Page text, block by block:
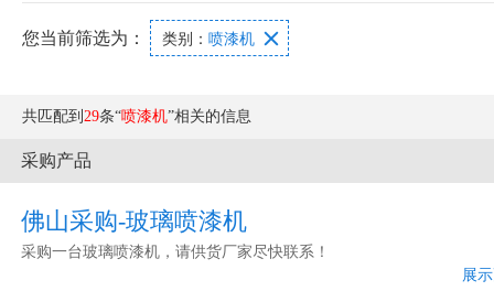
您当前筛选为： 类别： 喷漆机 
共匹配到 29条“喷漆机”相关的信息
采购产品
佛山采购-玻璃喷漆机
采购一台玻璃喷漆机，请供货厂家尽快联系！
展